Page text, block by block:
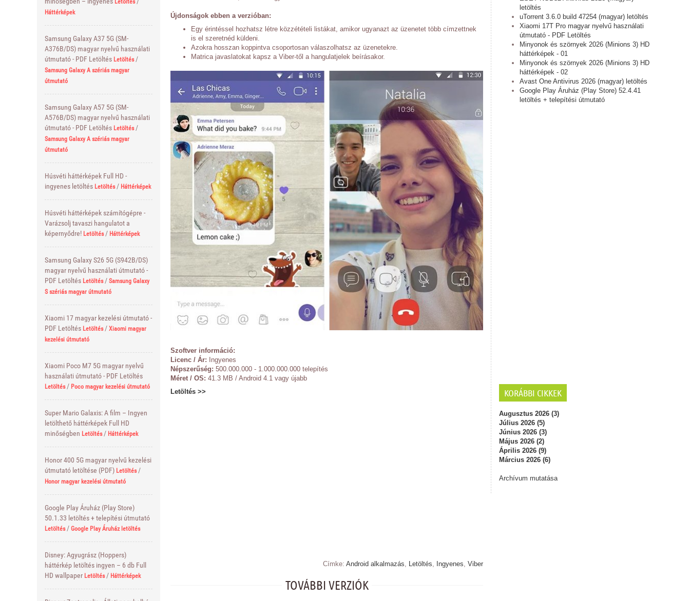
Letöltés
Háttérképek
Samsung Galaxy A37 5G (SM-
A376B/DS) magyar nyelvű használati
útmutató - PDF Letöltés Letöltés/
Samsung Galaxy A szériás magyar
útmutató
Samsung Galaxy A57 5G (SM-
A576B/DS) magyar nyelvű használati
útmutató - PDF Letöltés Letöltés/
Samsung Galaxy A szériás magyar
útmutató
Húsvéti háttérképek Full HD -
ingyenes letöltés Letöltés/ Háttérképek
Húsvéti háttérképek számítógépre -
Varázsolj tavaszi hangulatot a
képernyődre! Letöltés/ Háttérképek
Samsung Galaxy S26 5G (S942B/DS)
magyar nyelvű használati útmutató -
PDF Letöltés Letöltés/ Samsung Galaxy
S szériás magyar útmutató
Xiaomi 17 magyar kezelési útmutató -
PDF Letöltés Letöltés/ Xiaomi magyar
kezelési útmutató
Xiaomi Poco M7 5G magyar nyelvű
használati útmutató - PDF Letöltés
Letöltés/ Poco magyar kezelési útmutató
Super Mario Galaxis: A film – Ingyen
letölthető háttérképek Full HD
minőségben Letöltés/ Háttérképek
Honor 400 5G magyar nyelvű kezelési
útmutató letöltése (PDF) Letöltés/
Honor magyar kezelési útmutató
Google Play Áruház (Play Store)
50.1.33 letöltés + telepítési útmutató
Letöltés/ Google Play Áruház letöltés
Disney: Agyugrász (Hoppers)
háttérkép letöltés ingyen – 6 db Full
HD wallpaper Letöltés/ Háttérképek
letöltés
uTorrent 3.6.0 build 47254 (magyar) letöltés
Xiaomi 17T Pro magyar nyelvű használati
útmutató - PDF Letöltés
Minyonok és szörnyek 2026 (Minions 3) HD
háttérképek - 01
Minyonok és szörnyek 2026 (Minions 3) HD
háttérképek - 02
Avast One Antivirus 2026 (magyar) letöltés
Google Play Áruház (Play Store) 52.4.41
letöltés + telepítési útmutató
KORÁBBI CIKKEK
Augusztus 2026 (3)
Július 2026 (5)
Június 2026 (3)
Május 2026 (2)
Április 2026 (9)
Március 2026 (6)
Archívum mutatása
Újdonságok ebben a verzióban:
Egy érintéssel hozhatsz létre közzétételi listákat, amikor ugyanazt az üzenetet több címzettnek
is el szeretnéd küldeni.
Azokra hosszan koppintva csoportosan válaszolhatsz az üzenetekre.
Matrica javaslatokat kapsz a Viber-től a hangulatjelek beírásakor.
Szoftver információ:
Licenc / Ár: Ingyenes
Népszerűség: 500.000.000 - 1.000.000.000 telepítés
Méret / OS: 41.3 MB / Android 4.1 vagy újabb
Letöltés >>
Címke: Android alkalmazás Letöltés Ingyenes Viber
TOVÁBBI VERZIÓK